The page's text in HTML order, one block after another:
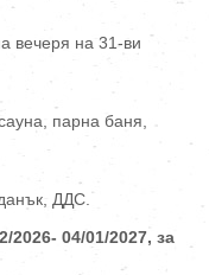
вечеря на 31-ви
парна баня,
данък, ДДС.
2026- 04/01/2027, за